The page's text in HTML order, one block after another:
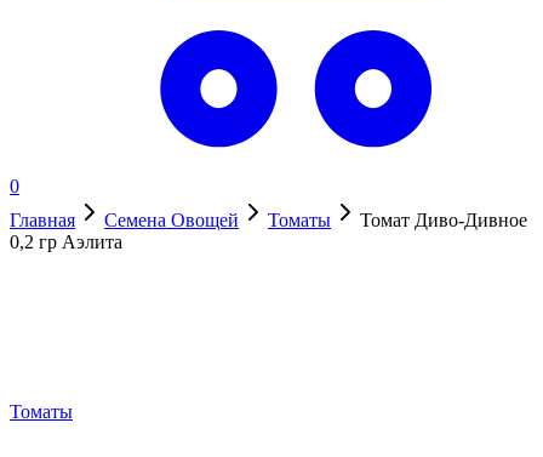
0
Главная
Семена Овощей Томаты
Томат Диво-Дивное
0,2 гр Аэлита
Томаты